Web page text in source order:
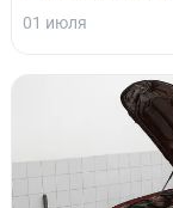
01 июля